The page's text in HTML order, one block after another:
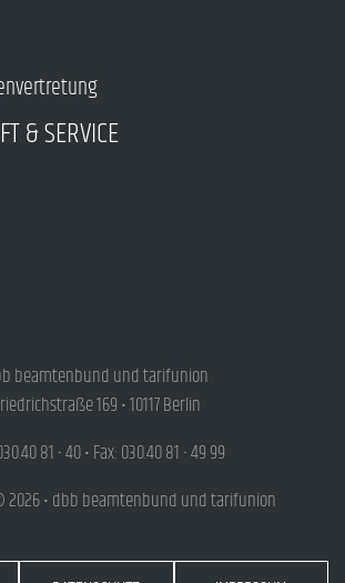
& SERVICE
beamtenbund und tarifunion
169 • 10117 Berlin
81 - 40 • Fax: 030.40 81 - 49 99
2026 • dbb beamtenbund und tarifunion